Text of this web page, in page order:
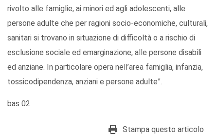
rivolto alle famiglie, ai minori ed agli adolescenti, alle
persone adulte che per ragioni socio-economiche, culturali,
sanitari si trovano in situazione di difficoltà o a rischio di
esclusione sociale ed emarginazione, alle persone disabili
ed anziane. In particolare opera nell’area famiglia, infanzia,
tossicodipendenza, anziani e persone adulte”.
bas 02
Stampa questo articolo